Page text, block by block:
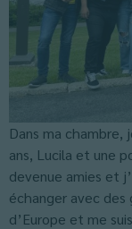
Dans ma
ans, Lucila et une
devenue amies et
échanger avec des
d’Europe et me